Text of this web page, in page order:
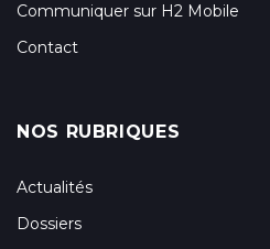
Communiquer sur H2 Mobile
Contact
NOS RUBRIQUES
Actualités
Dossiers